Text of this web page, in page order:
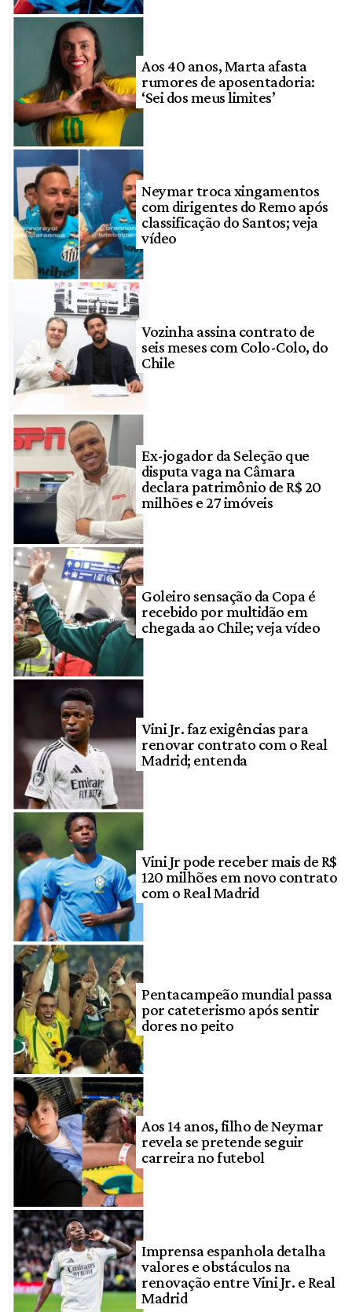
Aos 40 anos, Marta afasta
rumores de aposentadoria:
‘Sei dos meus limites’
Neymar troca xingamentos
com dirigentes do Remo após
classificação do Santos; veja
vídeo
Vozinha assina contrato de
seis meses com Colo-Colo, do
Chile
Ex-jogador da Seleção que
disputa vaga na Câmara
declara patrimônio de R$ 20
milhões e 27 imóveis
Goleiro sensação da Copa é
recebido por multidão em
chegada ao Chile; veja vídeo
Vini Jr. faz exigências para
renovar contrato com o Real
Madrid; entenda
Vini Jr pode receber mais de R$
120 milhões em novo contrato
com o Real Madrid
Pentacampeão mundial passa
por cateterismo após sentir
dores no peito
Aos 14 anos, filho de Neymar
revela se pretende seguir
carreira no futebol
Imprensa espanhola detalha
valores e obstáculos na
renovação entre Vini Jr. e Real
Madrid